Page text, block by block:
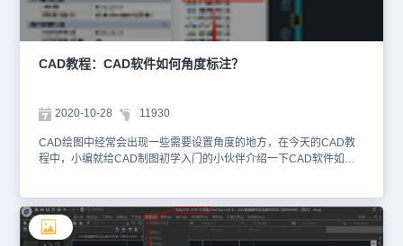
间和增加开间状态之间切换，状态保留到下次按 Ctrl 键；将夹点拖动
到与相邻开间夹点重合就是删除当前开间。 以上就是浩辰CAD建筑
软件中角度标注的实例展示了，更多CAD教程内容，大家可以在浩辰
CAD官网查看，同时可以进行各种正版CAD制图软件的CAD下载操
作哦！
CAD教程：CAD软件如何角度标注？
2020-10-28 11930
CAD绘图中经常会出现一些需要设置角度的地方，在今天的CAD教
程中，小编就给CAD制图初学入门的小伙伴介绍一下CAD软件如何
虑方向点取两直线的顺序，命令提示用户拖动光标，在两条直线(包
括延伸线)可能形成的所有标注角度范围内进行标注。建筑设计→尺
寸标注→角度标注(JDBZ) 点取菜单命令后，命令行提示：请选择第